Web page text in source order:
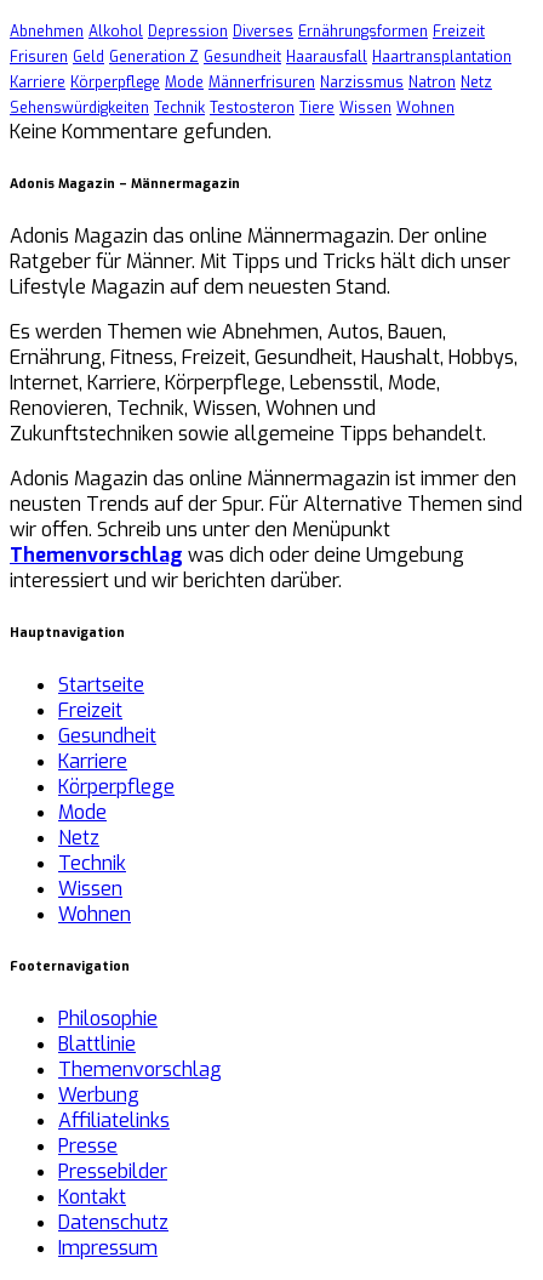
Abnehmen Alkohol Depression Diverses Ernährungsformen Freizeit
Frisuren Geld Generation Z Gesundheit Haarausfall Haartransplantation
Karriere Körperpflege Mode Männerfrisuren Narzissmus Natron Netz
Sehenswürdigkeiten Technik Testosteron Tiere Wissen Wohnen
Keine Kommentare gefunden.
Adonis Magazin – Männermagazin
Adonis Magazin das online Männermagazin. Der online
Ratgeber für Männer. Mit Tipps und Tricks hält dich unser
Lifestyle Magazin auf dem neuesten Stand.
Es werden Themen wie Abnehmen, Autos, Bauen,
Ernährung, Fitness, Freizeit, Gesundheit, Haushalt, Hobbys,
Internet, Karriere, Körperpflege, Lebensstil, Mode,
Renovieren, Technik, Wissen, Wohnen und
Zukunftstechniken sowie allgemeine Tipps behandelt.
Adonis Magazin das online Männermagazin ist immer den
neusten Trends auf der Spur. Für Alternative Themen sind
wir offen. Schreib uns unter den Menüpunkt
Themenvorschlag was dich oder deine Umgebung
interessiert und wir berichten darüber.
Hauptnavigation
Startseite
Freizeit
Gesundheit
Karriere
Körperpflege
Mode
Netz
Technik
Wissen
Wohnen
Footernavigation
Philosophie
Blattlinie
Themenvorschlag
Werbung
Affiliatelinks
Presse
Pressebilder
Kontakt
Datenschutz
Impressum